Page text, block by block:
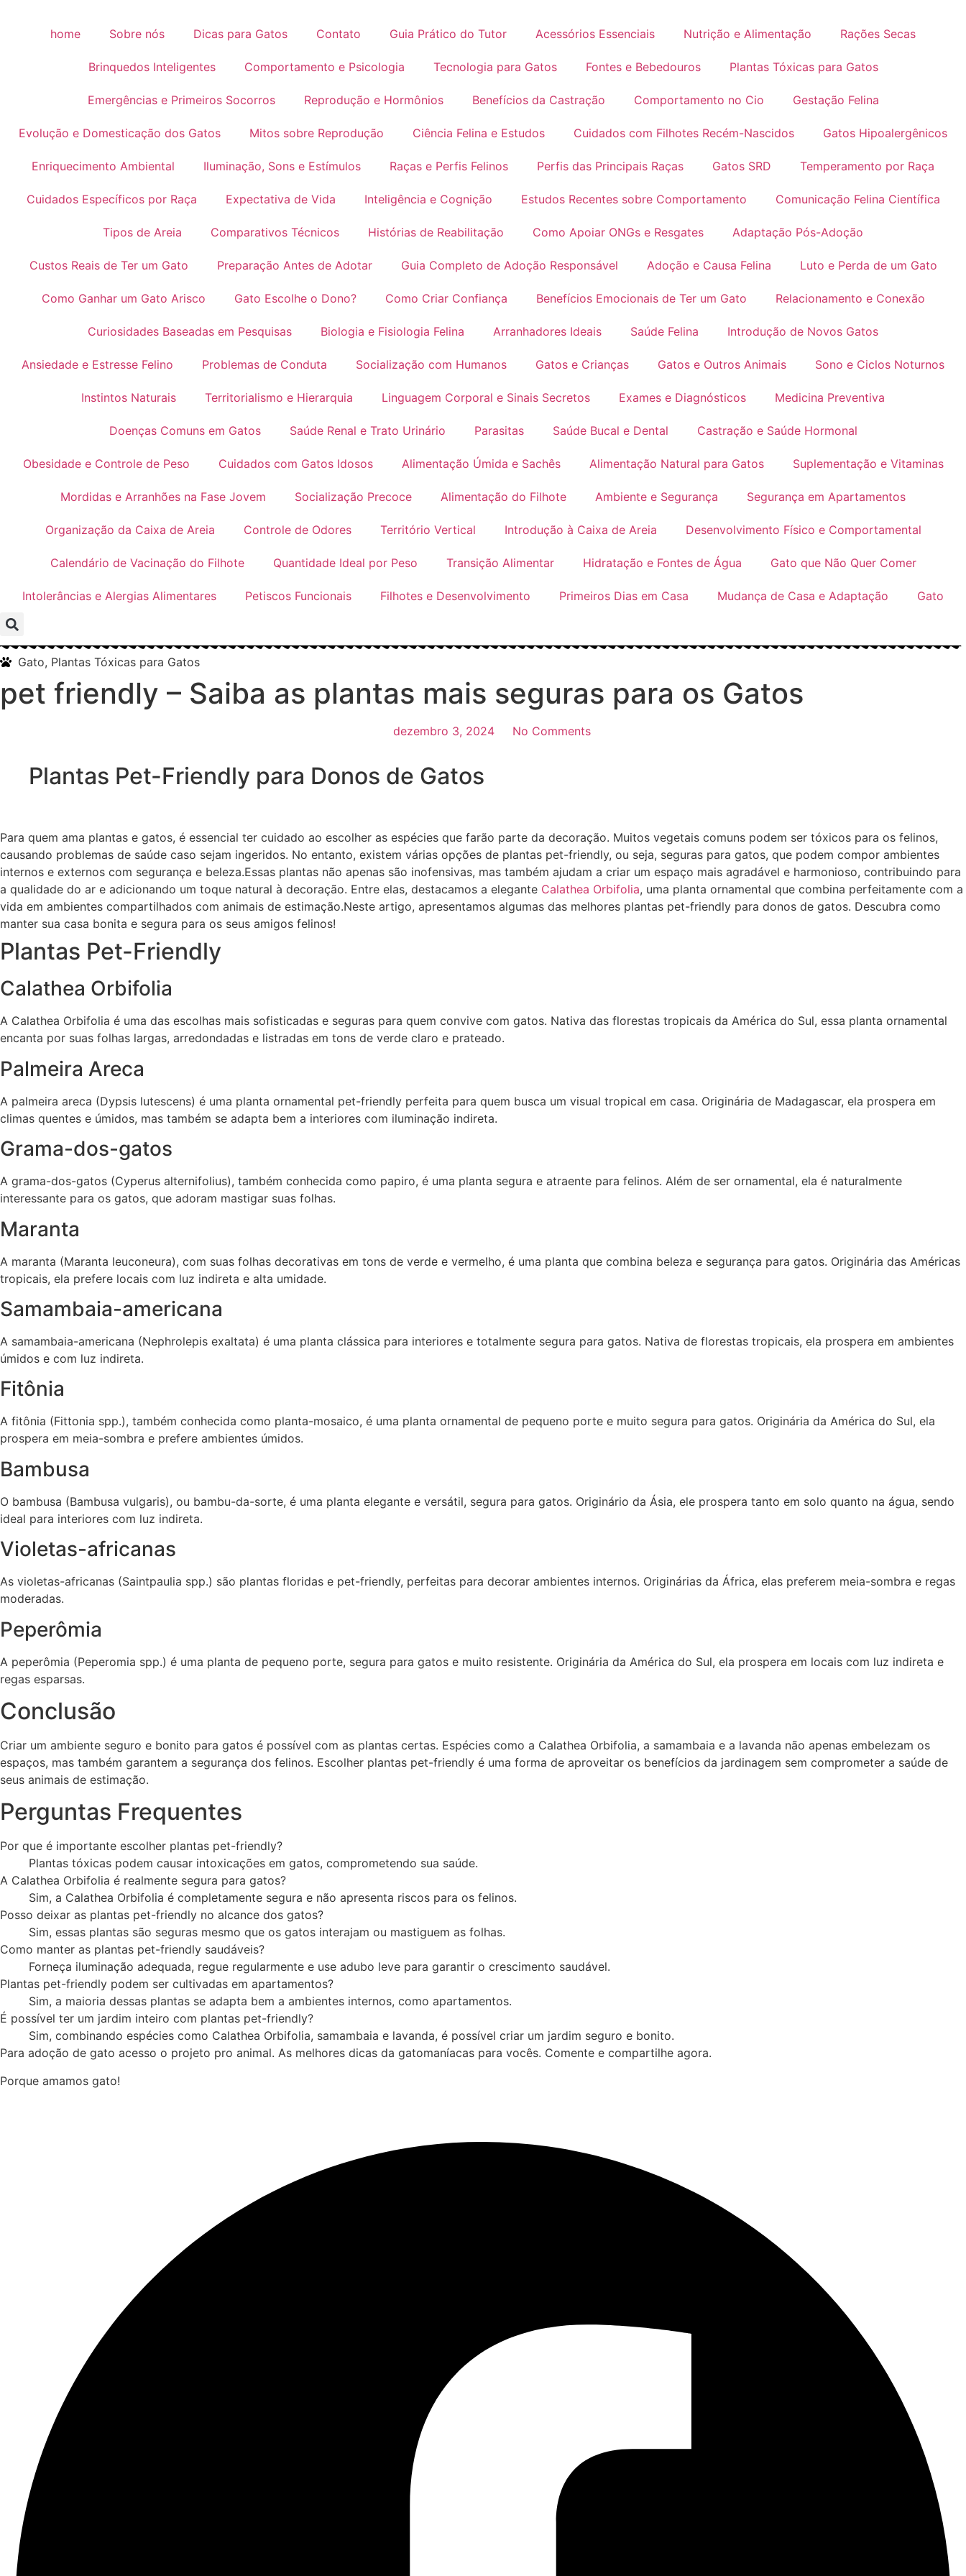
home Sobre nós Dicas para Gatos Contato Guia Prático do Tutor Acessórios Essenciais Nutrição e Alimentação Rações Secas
Brinquedos Inteligentes Comportamento e Psicologia Tecnologia para Gatos Fontes e Bebedouros Plantas Tóxicas para Gatos
Emergências e Primeiros Socorros Reprodução e Hormônios Benefícios da Castração Comportamento no Cio Gestação Felina
Evolução e Domesticação dos Gatos Mitos sobre Reprodução Ciência Felina e Estudos Cuidados com Filhotes Recém-Nascidos Gatos Hipoalergênicos
Enriquecimento Ambiental Iluminação, Sons e Estímulos Raças e Perfis Felinos Perfis das Principais Raças Gatos SRD Temperamento por Raça
Cuidados Específicos por Raça Expectativa de Vida Inteligência e Cognição Estudos Recentes sobre Comportamento Comunicação Felina Científica
Tipos de Areia Comparativos Técnicos Histórias de Reabilitação Como Apoiar ONGs e Resgates Adaptação Pós-Adoção
Custos Reais de Ter um Gato Preparação Antes de Adotar Guia Completo de Adoção Responsável Adoção e Causa Felina Luto e Perda de um Gato
Como Ganhar um Gato Arisco Gato Escolhe o Dono? Como Criar Confiança Benefícios Emocionais de Ter um Gato Relacionamento e Conexão
Curiosidades Baseadas em Pesquisas Biologia e Fisiologia Felina Arranhadores Ideais Saúde Felina Introdução de Novos Gatos
Ansiedade e Estresse Felino Problemas de Conduta Socialização com Humanos Gatos e Crianças Gatos e Outros Animais Sono e Ciclos Noturnos
Instintos Naturais Territorialismo e Hierarquia Linguagem Corporal e Sinais Secretos Exames e Diagnósticos Medicina Preventiva
Doenças Comuns em Gatos Saúde Renal e Trato Urinário Parasitas Saúde Bucal e Dental Castração e Saúde Hormonal
Obesidade e Controle de Peso Cuidados com Gatos Idosos Alimentação Úmida e Sachês Alimentação Natural para Gatos Suplementação e Vitaminas
Mordidas e Arranhões na Fase Jovem Socialização Precoce Alimentação do Filhote Ambiente e Segurança Segurança em Apartamentos
Organização da Caixa de Areia Controle de Odores Território Vertical Introdução à Caixa de Areia Desenvolvimento Físico e Comportamental
Calendário de Vacinação do Filhote Quantidade Ideal por Peso Transição Alimentar Hidratação e Fontes de Água Gato que Não Quer Comer
Intolerâncias e Alergias Alimentares Petiscos Funcionais Filhotes e Desenvolvimento Primeiros Dias em Casa Mudança de Casa e Adaptação Gato
Gato, Plantas Tóxicas para Gatos
pet friendly – Saiba as plantas mais seguras para os Gatos
dezembro 3, 2024 No Comments
Plantas Pet-Friendly para Donos de Gatos
Para quem ama plantas e gatos, é essencial ter cuidado ao escolher as espécies que farão parte da decoração. Muitos vegetais comuns podem ser tóxicos para os felinos,
causando problemas de saúde caso sejam ingeridos. No entanto, existem várias opções de plantas pet-friendly, ou seja, seguras para gatos, que podem compor ambientes
internos e externos com segurança e beleza.Essas plantas não apenas são inofensivas, mas também ajudam a criar um espaço mais agradável e harmonioso, contribuindo para
a qualidade do ar e adicionando um toque natural à decoração. Entre elas, destacamos a elegante Calathea Orbifolia, uma planta ornamental que combina perfeitamente com a
vida em ambientes compartilhados com animais de estimação.Neste artigo, apresentamos algumas das melhores plantas pet-friendly para donos de gatos. Descubra como
manter sua casa bonita e segura para os seus amigos felinos!
Plantas Pet-Friendly
Calathea Orbifolia
A Calathea Orbifolia é uma das escolhas mais sofisticadas e seguras para quem convive com gatos. Nativa das florestas tropicais da América do Sul, essa planta ornamental
encanta por suas folhas largas, arredondadas e listradas em tons de verde claro e prateado.
Palmeira Areca
A palmeira areca (Dypsis lutescens) é uma planta ornamental pet-friendly perfeita para quem busca um visual tropical em casa. Originária de Madagascar, ela prospera em
climas quentes e úmidos, mas também se adapta bem a interiores com iluminação indireta.
Grama-dos-gatos
A grama-dos-gatos (Cyperus alternifolius), também conhecida como papiro, é uma planta segura e atraente para felinos. Além de ser ornamental, ela é naturalmente
interessante para os gatos, que adoram mastigar suas folhas.
Maranta
A maranta (Maranta leuconeura), com suas folhas decorativas em tons de verde e vermelho, é uma planta que combina beleza e segurança para gatos. Originária das Américas
tropicais, ela prefere locais com luz indireta e alta umidade.
Samambaia-americana
A samambaia-americana (Nephrolepis exaltata) é uma planta clássica para interiores e totalmente segura para gatos. Nativa de florestas tropicais, ela prospera em ambientes
úmidos e com luz indireta.
Fitônia
A fitônia (Fittonia spp.), também conhecida como planta-mosaico, é uma planta ornamental de pequeno porte e muito segura para gatos. Originária da América do Sul, ela
prospera em meia-sombra e prefere ambientes úmidos.
Bambusa
O bambusa (Bambusa vulgaris), ou bambu-da-sorte, é uma planta elegante e versátil, segura para gatos. Originário da Ásia, ele prospera tanto em solo quanto na água, sendo
ideal para interiores com luz indireta.
Violetas-africanas
As violetas-africanas (Saintpaulia spp.) são plantas floridas e pet-friendly, perfeitas para decorar ambientes internos. Originárias da África, elas preferem meia-sombra e regas
moderadas.
Peperômia
A peperômia (Peperomia spp.) é uma planta de pequeno porte, segura para gatos e muito resistente. Originária da América do Sul, ela prospera em locais com luz indireta e
regas esparsas.
Conclusão
Criar um ambiente seguro e bonito para gatos é possível com as plantas certas. Espécies como a Calathea Orbifolia, a samambaia e a lavanda não apenas embelezam os
espaços, mas também garantem a segurança dos felinos. Escolher plantas pet-friendly é uma forma de aproveitar os benefícios da jardinagem sem comprometer a saúde de
seus animais de estimação.
Perguntas Frequentes
Por que é importante escolher plantas pet-friendly?
Plantas tóxicas podem causar intoxicações em gatos, comprometendo sua saúde.
A Calathea Orbifolia é realmente segura para gatos?
Sim, a Calathea Orbifolia é completamente segura e não apresenta riscos para os felinos.
Posso deixar as plantas pet-friendly no alcance dos gatos?
Sim, essas plantas são seguras mesmo que os gatos interajam ou mastiguem as folhas.
Como manter as plantas pet-friendly saudáveis?
Forneça iluminação adequada, regue regularmente e use adubo leve para garantir o crescimento saudável.
Plantas pet-friendly podem ser cultivadas em apartamentos?
Sim, a maioria dessas plantas se adapta bem a ambientes internos, como apartamentos.
É possível ter um jardim inteiro com plantas pet-friendly?
Sim, combinando espécies como Calathea Orbifolia, samambaia e lavanda, é possível criar um jardim seguro e bonito.
Para adoção de gato acesso o projeto pro animal. As melhores dicas da gatomaníacas para vocês. Comente e compartilhe agora.
Porque amamos gato!